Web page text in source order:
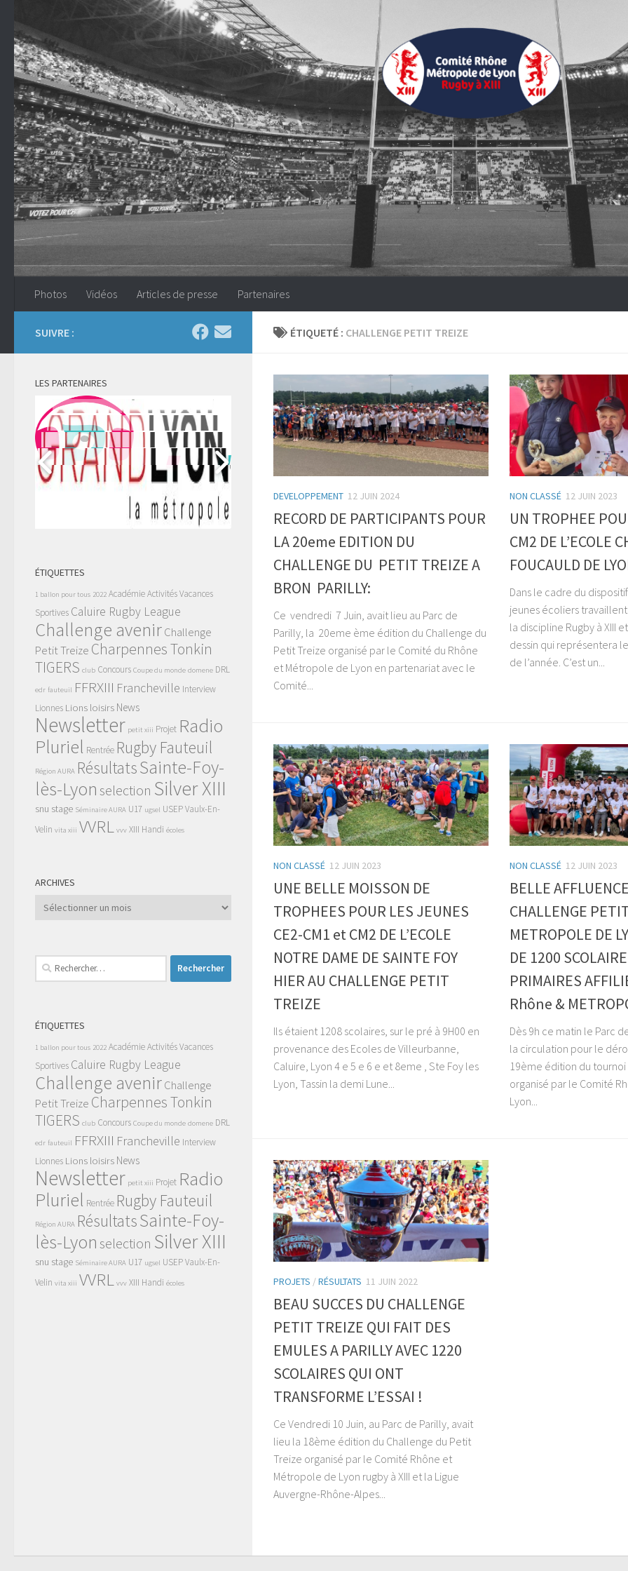
Skip to content
Photos Vidéos Articles de presse Partenaires
ÉTIQUETÉ : CHALLENGE PETIT TREIZE
DEVELOPPEMENT 12 JUIN 2024
RECORD DE PARTICIPANTS POUR
LA 20eme EDITION DU
CHALLENGE DU PETIT TREIZE A
BRON PARILLY:
Ce vendredi 7 Juin, avait lieu au Parc de
Parilly, la 20eme ème édition du Challenge du
Petit Treize organisé par le Comité du Rhône
et Métropole de Lyon en partenariat avec le
Comité...
NON CLASSÉ 12 JUIN 2023
UN TROPHEE
CM2 DE L’ECOLE
FOUCAULD DE
Dans le cadre du
jeunes écoliers
la discipline Rugby à XIII
dessin qui représentera
de l’année. C’est un...
NON CLASSÉ 12 JUIN 2023
UNE BELLE MOISSON DE
TROPHEES POUR LES JEUNES
CE2-CM1 et CM2 DE L’ECOLE
NOTRE DAME DE SAINTE FOY
HIER AU CHALLENGE PETIT
TREIZE
Ils étaient 1208 scolaires, sur le pré à 9H00 en
provenance des Ecoles de Villeurbanne,
Caluire, Lyon 4 e 5 e 6 e et 8eme , Ste Foy les
Lyon, Tassin la demi Lune...
NON CLASSÉ 12 JUIN 2023
BELLE
CHALLENGE
METROPOLE DE
DE 1200
PRIMAIRES
Rhône &
Dès 9h ce matin le Parc
la circulation pour le
19ème édition du
organisé par le Comité
Lyon...
PROJETS /RÉSULTATS 11 JUIN 2022
BEAU SUCCES DU CHALLENGE
PETIT TREIZE QUI FAIT DES
EMULES A PARILLY AVEC 1220
SCOLAIRES QUI ONT
TRANSFORME L’ESSAI !
Ce Vendredi 10 Juin, au Parc de Parilly, avait
lieu la 18ème édition du Challenge du Petit
Treize organisé par le Comité Rhône et
Métropole de Lyon rugby à XIII et la Ligue
Auvergne-Rhône-Alpes...
SUIVRE :
LES PARTENAIRES
ÉTIQUETTES
1 ballon pour tous 2022 AcadémieActivités Vacances
Sportives Caluire Rugby League
Challenge avenirChallenge
Petit Treize Charpennes Tonkin
TIGERS club Concours Coupe du monde domene DRL
edr fauteuil FFRXIII Francheville Interview
Lionnes Lions loisirs News
Newsletter petit xiii Projet Radio
Pluriel Rentrée Rugby Fauteuil
Région AURA RésultatsSainte-Foy-
lès-Lyon selection Silver XIII
snu stage Séminaire AURA U17 ugsel USEPVaulx-En-
Velin vita xiii VVRL vvv XIII Handi écoles
ARCHIVES
Archives
Rechercher :
ÉTIQUETTES
1 ballon pour tous 2022 AcadémieActivités Vacances
Sportives Caluire Rugby League
Challenge avenirChallenge
Petit Treize Charpennes Tonkin
TIGERS club Concours Coupe du monde domene DRL
edr fauteuil FFRXIII Francheville Interview
Lionnes Lions loisirs News
Newsletter petit xiii Projet Radio
Pluriel Rentrée Rugby Fauteuil
Région AURA RésultatsSainte-Foy-
lès-Lyon selection Silver XIII
snu stage Séminaire AURA U17 ugsel USEPVaulx-En-
Velin vita xiii VVRL vvv XIII Handi écoles